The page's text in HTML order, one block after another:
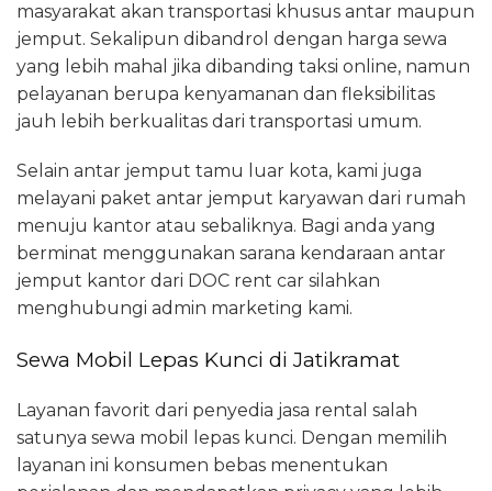
masyarakat akan transportasi khusus antar maupun
jemput. Sekalipun dibandrol dengan harga sewa
yang lebih mahal jika dibanding taksi online, namun
pelayanan berupa kenyamanan dan fleksibilitas
jauh lebih berkualitas dari transportasi umum.
Selain antar jemput tamu luar kota, kami juga
melayani paket antar jemput karyawan dari rumah
menuju kantor atau sebaliknya. Bagi anda yang
berminat menggunakan sarana kendaraan antar
jemput kantor dari DOC rent car silahkan
menghubungi admin marketing kami.
Sewa Mobil Lepas Kunci di Jatikramat
Layanan favorit dari penyedia jasa rental salah
satunya sewa mobil lepas kunci. Dengan memilih
layanan ini konsumen bebas menentukan